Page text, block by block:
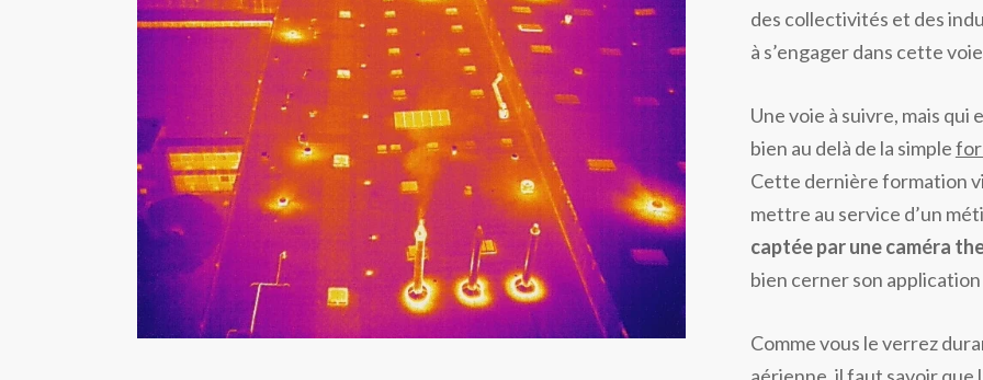
des collectivités et des
à s’engager dans cette
Une voie à suivre, mais
bien au delà de la simple
Cette dernière formation
mettre au service d’un
captée par une caméra
bien cerner son
Comme vous le verrez
aérienne, il faut savoir que